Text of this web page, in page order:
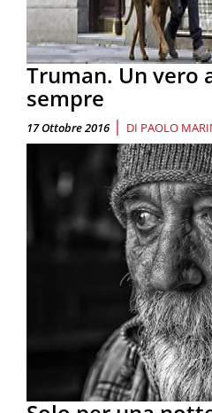
Truman. Un vero
sempre
17 Ottobre 2016 | DI PAOLO